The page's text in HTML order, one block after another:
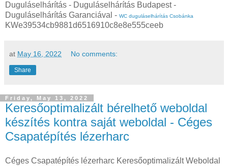
Duguláselhárítás - Duguláselhárítás Budapest -
Duguláselhárítás Garanciával - WC duguláselhárítás Csobánka
KWe39534cb9881d6516910c8e8e555ceeb
at May 16, 2022 No comments:
Share
Friday, May 13, 2022
Keresőoptimalizált bérelhető weboldal
készítés kontra saját weboldal - Céges
Csapatépítés lézerharc
Céges Csapatépítés lézerharc Keresőoptimalizált Weboldal